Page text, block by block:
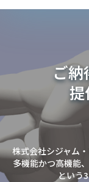
ご納
提
株式会社シジャム
多機能かつ高機能
という